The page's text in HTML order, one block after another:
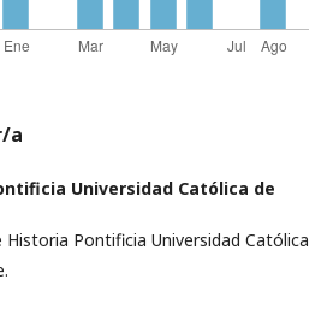
a
Universidad Católica de
Pontificia Universidad Católica